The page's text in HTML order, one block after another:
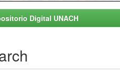
Digital UNACH